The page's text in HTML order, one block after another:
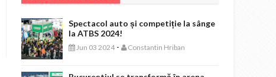
Spectacol auto și competiție la sânge
la ATBS 2024!
Jun 03 2024 - Constantin Hriban